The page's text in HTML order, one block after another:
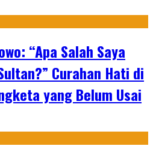
“Apa Salah Saya
Curahan Hati di
yang Belum Usai